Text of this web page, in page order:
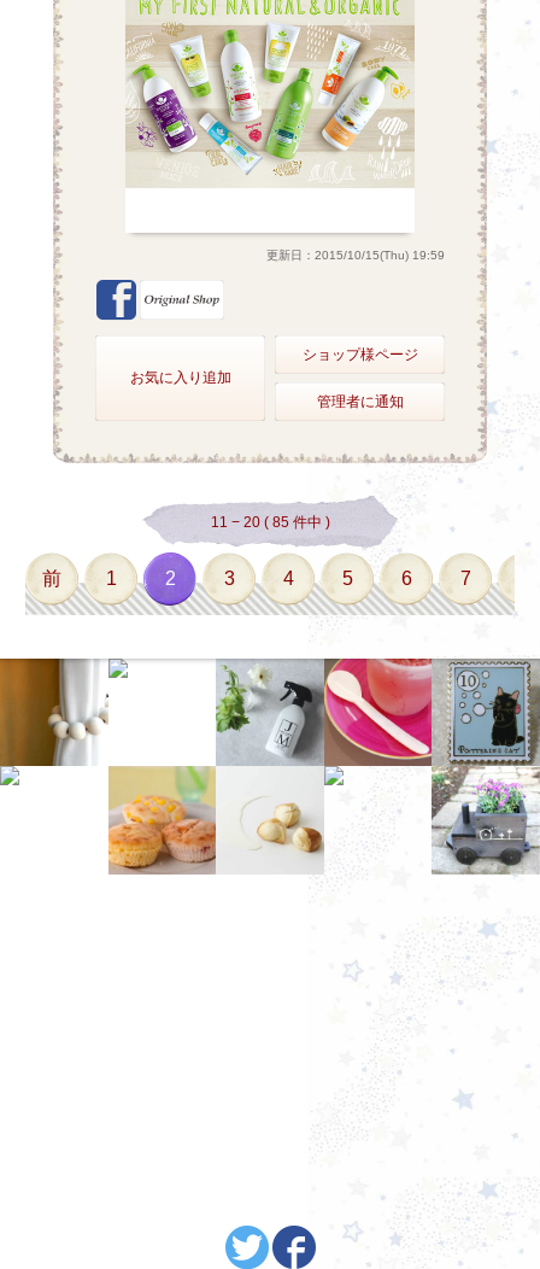
更新日：2015/10/15(Thu) 19:59
お気に入り追加
ショップ様ページ
管理者に通知
11 − 20 ( 85 件中 )
前 1 2 3 4 5 6 7